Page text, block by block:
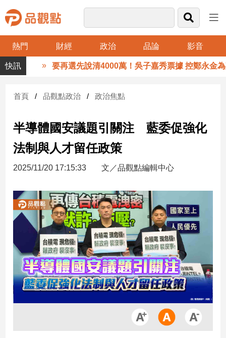
熱門 財經 政治 品論 影音
品
觀
財
台
財
新
產
經/
股
房
地
產
品
要再選先說清4000萬！吳子嘉秀票據 控鄭永金為鄭
首頁 品觀點政治 政治焦點
半導體國安議題引關注 藍委促強化
法制與人才留任政策
2025/11/20 17:15:33 文／品觀點編輯中心